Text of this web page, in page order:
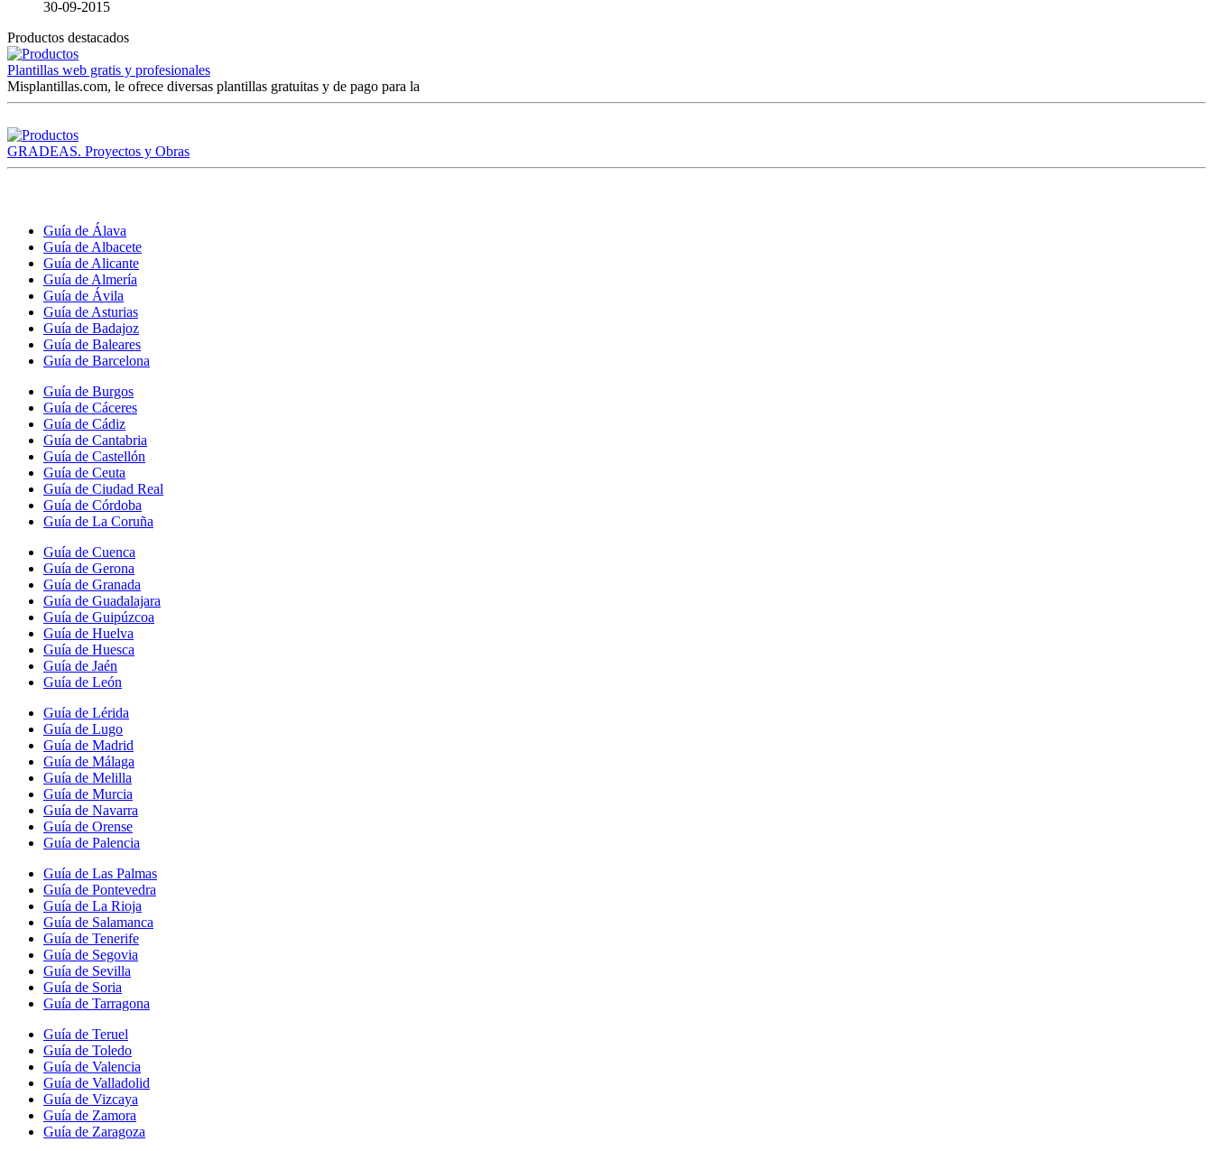
30-09-2015
Productos destacados
Plantillas web gratis y profesionales
Misplantillas.com, le ofrece diversas plantillas gratuitas y de pago para la
GRADEAS. Proyectos y Obras
Guía de Álava
Guía de Albacete
Guía de Alicante
Guía de Almería
Guía de Ávila
Guía de Asturias
Guía de Badajoz
Guía de Baleares
Guía de Barcelona
Guía de Burgos
Guía de Cáceres
Guía de Cádiz
Guía de Cantabria
Guía de Castellón
Guía de Ceuta
Guía de Ciudad Real
Guía de Córdoba
Guía de La Coruña
Guía de Cuenca
Guía de Gerona
Guía de Granada
Guía de Guadalajara
Guía de Guipúzcoa
Guía de Huelva
Guía de Huesca
Guía de Jaén
Guía de León
Guía de Lérida
Guía de Lugo
Guía de Madrid
Guía de Málaga
Guía de Melilla
Guía de Murcia
Guía de Navarra
Guía de Orense
Guía de Palencia
Guía de Las Palmas
Guía de Pontevedra
Guía de La Rioja
Guía de Salamanca
Guía de Tenerife
Guía de Segovia
Guía de Sevilla
Guía de Soria
Guía de Tarragona
Guía de Teruel
Guía de Toledo
Guía de Valencia
Guía de Valladolid
Guía de Vizcaya
Guía de Zamora
Guía de Zaragoza